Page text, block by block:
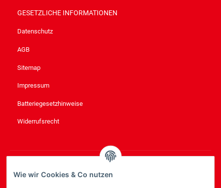
GESETZLICHE INFORMATIONEN
Datenschutz
AGB
Sitemap
Impressum
Batteriegesetzhinweise
Widerrufsrecht
NEWSLETTER ABONNIEREN
Wie wir Cookies & Co nutzen